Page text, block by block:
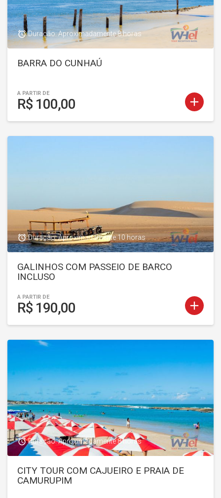
add
access_alarmDuração: Aproximadamente 8 horas
BARRA DO CUNHAÚ
A PARTIR DE
R$ 100,00
add
access_alarmDuração: Aproximadamente 10 horas
GALINHOS COM PASSEIO DE BARCO
INCLUSO
A PARTIR DE
R$ 190,00
access_alarmDuração: Aproximadamente 8 horas
CITY TOUR COM CAJUEIRO E PRAIA DE
CAMURUPIM